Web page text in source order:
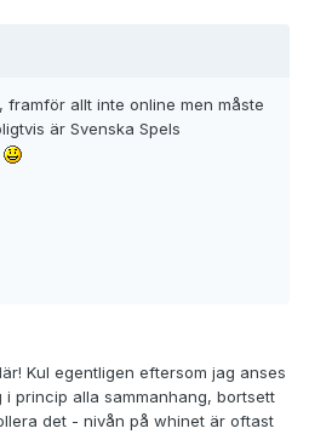
framför allt inte online men måste
är Svenska Spels
Kul egentligen eftersom jag anses
princip alla sammanhang, bortsett
det - nivån på whinet är oftast